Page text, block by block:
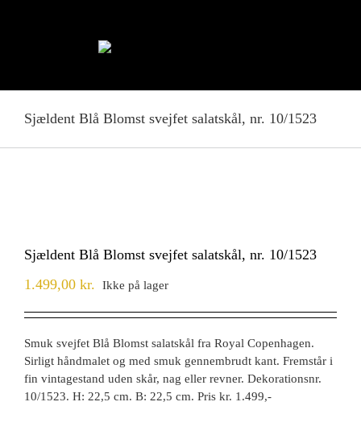
Sjældent Blå Blomst svejfet salatskål, nr. 10/1523
Sjældent Blå Blomst svejfet salatskål, nr. 10/1523
1.499,00 kr. Ikke på lager
Smuk svejfet Blå Blomst salatskål fra Royal Copenhagen.
Sirligt håndmalet og med smuk gennembrudt kant. Fremstår i
fin vintagestand uden skår, nag eller revner. Dekorationsnr.
10/1523. H: 22,5 cm. B: 22,5 cm. Pris kr. 1.499,-